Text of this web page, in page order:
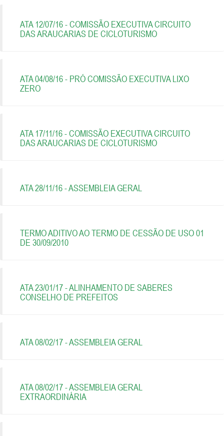
ATA 12/07/16 - COMISSÃO EXECUTIVA CIRCUITO
DAS ARAUCARIAS DE CICLOTURISMO
ATA 04/08/16 - PRÓ COMISSÃO EXECUTIVA LIXO
ZERO
ATA 17/11/16 - COMISSÃO EXECUTIVA CIRCUITO
DAS ARAUCARIAS DE CICLOTURISMO
ATA 28/11/16 - ASSEMBLEIA GERAL
TERMO ADITIVO AO TERMO DE CESSÃO DE USO 01
DE 30/09/2010
ATA 23/01/17 - ALINHAMENTO DE SABERES
CONSELHO DE PREFEITOS
ATA 08/02/17 - ASSEMBLEIA GERAL
ATA 08/02/17 - ASSEMBLEIA GERAL
EXTRAORDINÁRIA